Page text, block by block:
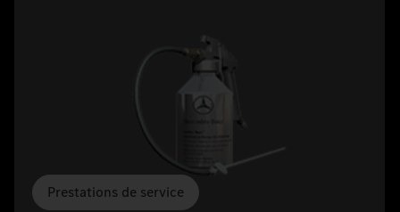
Prestations de service